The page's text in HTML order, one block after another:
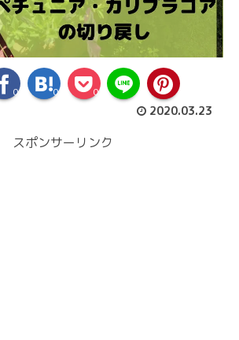
0 0 0
2020.03.23
スポンサーリンク